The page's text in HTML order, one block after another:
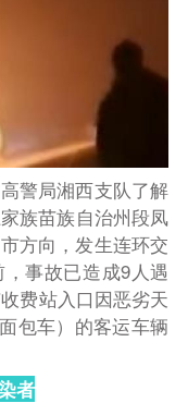
警局湘西支队了解
族苗族自治州段凤
方向，发生连环交
事故已造成9人遇
费站入口因恶劣天
包车）的客运车辆
者